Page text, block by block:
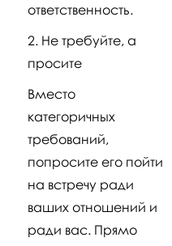
ответственность.
Не требуйте, а
просите
Вместо
категоричных
требований,
попросите его пойти
на встречу ради
ваших отношений и
ради вас. Прямо